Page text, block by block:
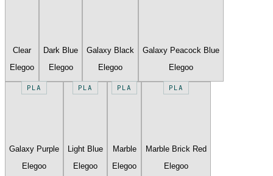
Clear
Elegoo
Dark Blue
Elegoo
Galaxy Black
Elegoo
Galaxy Peacock Blue
Elegoo
PLA
Galaxy Purple
Elegoo
PLA
Light Blue
Elegoo
PLA
Marble
Elegoo
PLA
Marble Brick Red
Elegoo